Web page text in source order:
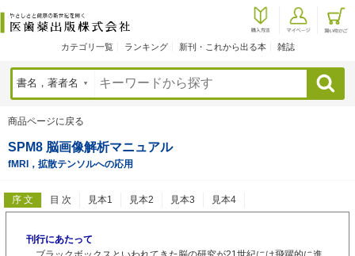
カテゴリ一覧 ランキング 新刊・これから出る本 雑誌
検索
商品ページに戻る
SPM8 脳画像解析マニュアル
fMRI，拡散テンソルへの応用
序 文 目 次 見本1 見本2 見本3 見本4
刊行にあたって